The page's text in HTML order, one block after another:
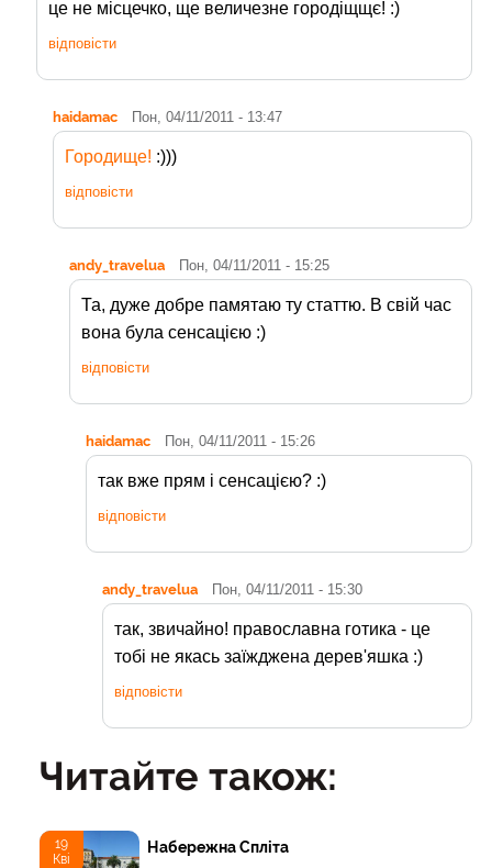
це не місцечко, ще величезне городіщщє! :)
відповісти
haidamac Пон, 04/11/2011 - 13:47
Городище! :)))
відповісти
andy_travelua Пон, 04/11/2011 - 15:25
Та, дуже добре памятаю ту статтю. В свій час
вона була сенсацією :)
відповісти
haidamac Пон, 04/11/2011 - 15:26
так вже прям і сенсацією? :)
відповісти
andy_travelua Пон, 04/11/2011 - 15:30
так, звичайно! православна готика - це
тобі не якась заїжджена дерев'яшка :)
відповісти
Читайте також:
19
Кві
Набережна Спліта